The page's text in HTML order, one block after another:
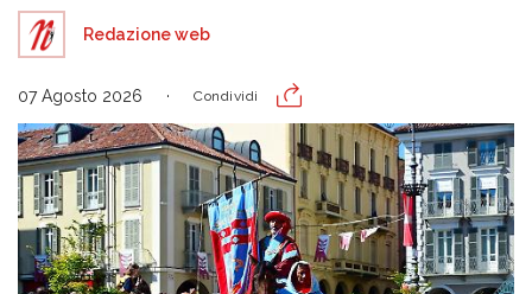
Redazione web
07 Agosto 2026 Condividi